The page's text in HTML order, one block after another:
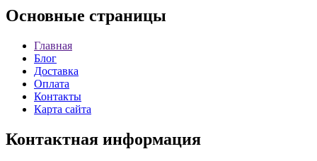
Основные страницы
Главная
Блог
Доставка
Оплата
Контакты
Карта сайта
Контактная информация